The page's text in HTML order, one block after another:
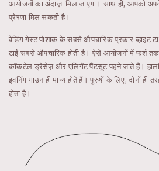
आयोजनों का अंदाज़ा मिल जाएगा। साथ ही, आपको
प्रेरणा मिल सकती है।
वेडिंग गेस्ट पोशाक के सबसे औपचारिक प्रकार व्हाइट
टाई सबसे औपचारिक होती है। ऐसे आयोजनों में फर्श तक
कॉकटेल ड्रेसेज़ और एलिगेंट पैंटसूट पहने जाते हैं।
इवनिंग गाउन ही मान्य होते हैं। पुरुषों के लिए, दोनों ही
होता है।